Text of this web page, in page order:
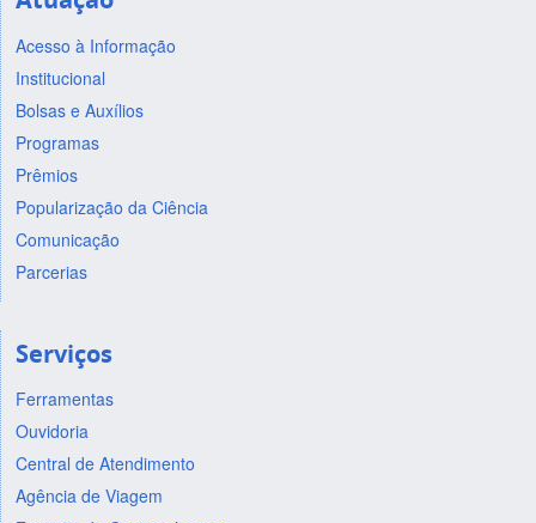
Acesso à Informação
Institucional
Bolsas e Auxílios
Programas
Prêmios
Popularização da Ciência
Comunicação
Parcerias
Serviços
Ferramentas
Ouvidoria
Central de Atendimento
Agência de Viagem